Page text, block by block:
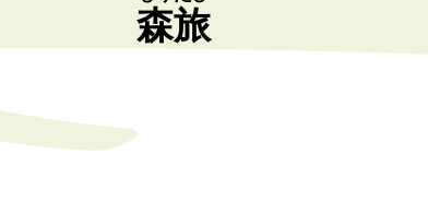
森旅